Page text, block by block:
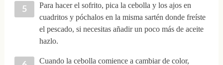
Para hacer el sofrito, pica la cebolla y los ajos en
cuadritos y póchalos en la misma sartén donde freíste
el pescado, si necesitas añadir un poco más de aceite
hazlo.
Cuando la cebolla comience a cambiar de color,